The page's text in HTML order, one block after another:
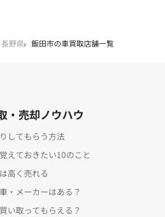
長野県 飯田市の車買取店舗一覧
・売却ノウハウ
してもらう方法
えておきたい10のこと
高く売れる
・メーカーはある？
い取ってもらえる？